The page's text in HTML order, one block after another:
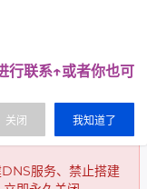
牌照的第三方及第
，代刷，代挂，刷
网页端，DDOS网
诈骗网，赌博网，
服务、禁止搭建
行联系↑或者你也可
我知道了
关闭